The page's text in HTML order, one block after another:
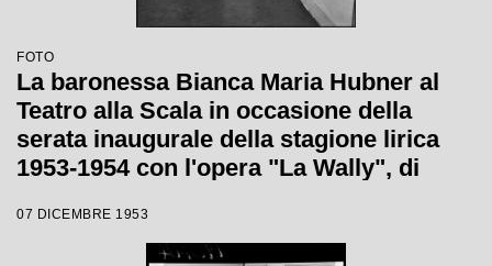
FOTO
La baronessa Bianca Maria Hubner al
Teatro alla Scala in occasione della
serata inaugurale della stagione lirica
1953-1954 con l'opera "La Wally", di
Giulini, con la regia di Tatiana Pavlova
07 DICEMBRE 1953